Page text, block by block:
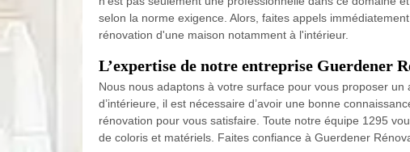
selon la norme exigence. Alors, faites appels
rénovation d'une maison notamment à l'intérieur.
L’expertise de notre entreprise Guerdener
Nous nous adaptons à votre surface pour vous proposer
d’intérieure, il est nécessaire d’avoir une bonne
rénovation pour vous satisfaire. Toute notre équipe 1295
de coloris et matériels. Faites confiance à Guerdener